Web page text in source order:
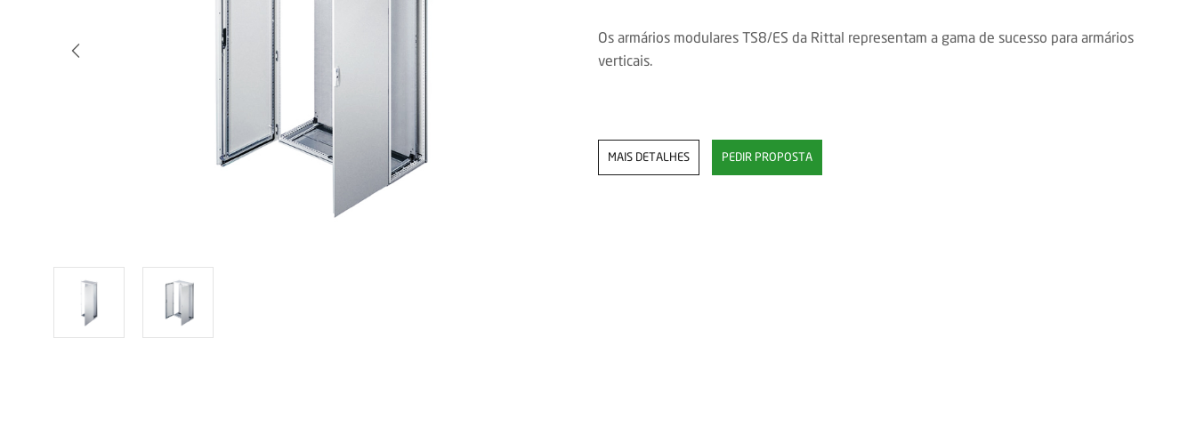
Os armários modulares TS8/ES da Rittal representam a gama de sucesso para armários
verticais.
MAIS DETALHES PEDIR PROPOSTA